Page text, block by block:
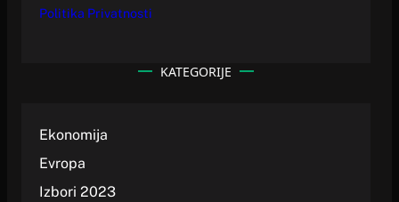
Politika Privatnosti
KATEGORIJE
Ekonomija
Evropa
Izbori 2023